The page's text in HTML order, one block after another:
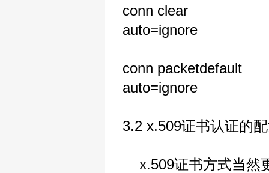
conn clear
auto=ignore
conn packetdefault
auto=ignore
3.2 x.509证书认证的
x.509证书方式当然